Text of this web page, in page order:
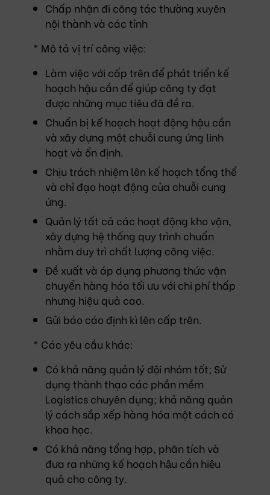
Chấp nhận đi công tác thường xuyên
nội thành và các tỉnh
* Mô tả vị trí công việc:
Làm việc với cấp trên để phát triển kế
hoạch hậu cần để giúp công ty đạt
được những mục tiêu đã đề ra.
Chuẩn bị kế hoạch hoạt động hậu cần
và xây dựng một chuỗi cung ứng linh
hoạt và ổn định.
Chịu trách nhiệm lên kế hoạch tổng thể
và chỉ đạo hoạt động của chuỗi cung
ứng.
Quản lý tất cả các hoạt động kho vận,
xây dựng hệ thống quy trình chuẩn
nhằm duy trì chất lượng công việc.
Đề xuất và áp dụng phương thức vận
chuyển hàng hóa tối ưu với chi phí thấp
nhưng hiệu quả cao.
Gửi báo cáo định kì lên cấp trên.
* Các yêu cầu khác:
Có khả năng quản lý đội nhóm tốt; Sử
dụng thành thạo các phần mềm
Logistics chuyên dụng; khả năng quản
lý cách sắp xếp hàng hóa một cách có
khoa học.
Có khả năng tổng hợp, phân tích và
đưa ra những kế hoạch hậu cần hiệu
quả cho công ty.